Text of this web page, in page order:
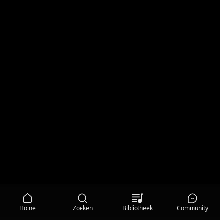
Home Zoeken Bibliotheek Community